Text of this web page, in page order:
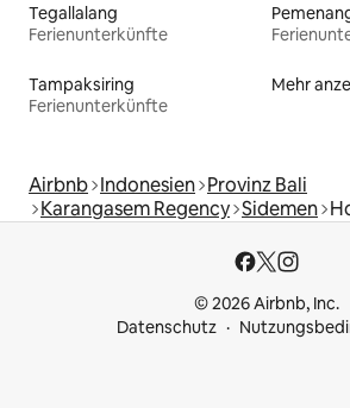
Tegallalang
Ferienunterkünfte
Tampaksiring
Ferienunterkünfte
Mehr
Airbnb Indonesien Provinz Bali
Karangasem Regency Sidemen
© 2026 Airbnb, Inc.
Datenschutz